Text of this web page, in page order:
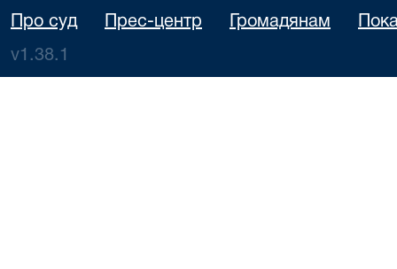
Про суд Прес-центр Громадянам
v1.38.1